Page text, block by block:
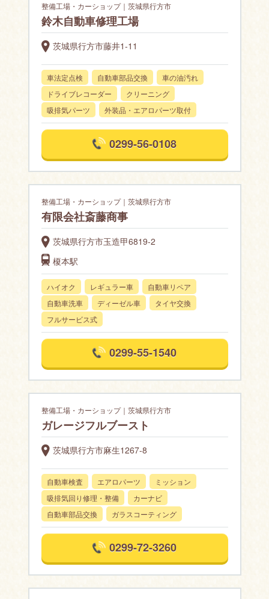
整備工場・カーショップ｜茨城県行方市
鈴木自動車修理工場
茨城県行方市藤井1-11
車法定点検 自動車部品交換
車の油汚れ
ドライブレコーダー
クリーニング
吸排気パーツ
外装品・エアロパーツ取付
0299-56-0108
整備工場・カーショップ｜茨城県行方市
有限会社斎藤商事
茨城県行方市玉造甲6819-2
榎本駅
ハイオク レギュラー車
自動車リペア
自動車洗車
ディーゼル車
タイヤ交換
フルサービス式
0299-55-1540
整備工場・カーショップ｜茨城県行方市
ガレージフルブースト
茨城県行方市麻生1267-8
自動車検査 エアロパーツ
ミッション
吸排気回り修理・整備
カーナビ
自動車部品交換
ガラスコーティング
0299-72-3260